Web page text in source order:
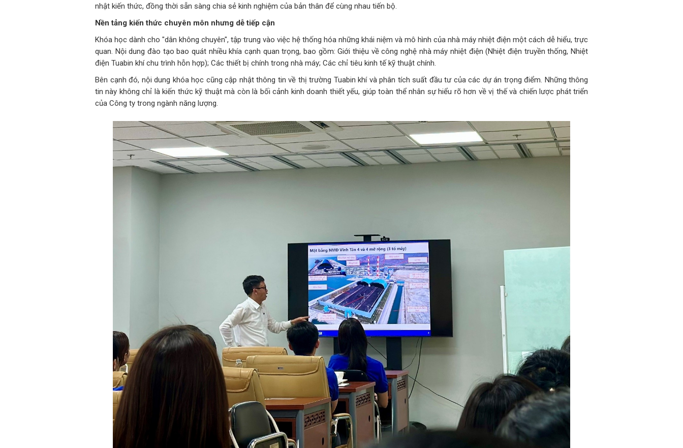
nhật kiến thức, đồng thời sẵn sàng chia sẻ kinh nghiệm của bản thân để cùng nhau tiến bộ.
Nền tảng kiến thức chuyên môn nhưng dễ tiếp cận
Khóa học dành cho "dân không chuyên", tập trung vào việc hệ thống hóa những khái niệm và mô hình của nhà máy nhiệt điện một cách dễ hiểu, trực
quan. Nội dung đào tạo bao quát nhiều khía cạnh quan trọng, bao gồm: Giới thiệu về công nghệ nhà máy nhiệt điện (Nhiệt điện truyền thống, Nhiệt
điện Tuabin khí chu trình hỗn hợp); Các thiết bị chính trong nhà máy; Các chỉ tiêu kinh tế kỹ thuật chính.
Bên cạnh đó, nội dung khóa học cũng cập nhật thông tin về thị trường Tuabin khí và phân tích suất đầu tư của các dự án trọng điểm. Những thông
tin này không chỉ là kiến thức kỹ thuật mà còn là bối cảnh kinh doanh thiết yếu, giúp toàn thể nhân sự hiểu rõ hơn về vị thế và chiến lược phát triển
của Công ty trong ngành năng lượng.